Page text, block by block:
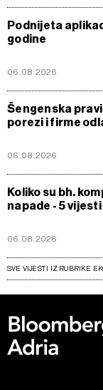
Podnijeta
godine
06.08.2026
Šengenska
porezi i firme
06.08.2026
Koliko su bh.
napade - 5 vijesti
06.08.2026
SVE VIJESTI IZ RUBRIKE